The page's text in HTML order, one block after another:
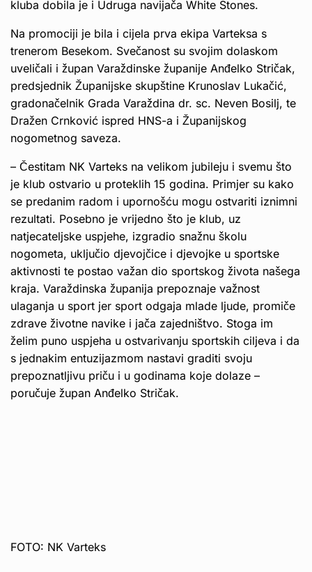
kluba dobila je i Udruga navijača White Stones.
Na promociji je bila i cijela prva ekipa Varteksa s
trenerom Besekom. Svečanost su svojim dolaskom
uveličali i župan Varaždinske županije Anđelko Stričak,
predsjednik Županijske skupštine Krunoslav Lukačić,
gradonačelnik Grada Varaždina dr. sc. Neven Bosilj, te
Dražen Crnković ispred HNS-a i Županijskog
nogometnog saveza.
– Čestitam NK Varteks na velikom jubileju i svemu što
je klub ostvario u proteklih 15 godina. Primjer su kako
se predanim radom i upornošću mogu ostvariti iznimni
rezultati. Posebno je vrijedno što je klub, uz
natjecateljske uspjehe, izgradio snažnu školu
nogometa, uključio djevojčice i djevojke u sportske
aktivnosti te postao važan dio sportskog života našega
kraja. Varaždinska županija prepoznaje važnost
ulaganja u sport jer sport odgaja mlade ljude, promiče
zdrave životne navike i jača zajedništvo. Stoga im
želim puno uspjeha u ostvarivanju sportskih ciljeva i da
s jednakim entuzijazmom nastavi graditi svoju
prepoznatljivu priču i u godinama koje dolaze –
poručuje župan Anđelko Stričak.
FOTO: NK Varteks